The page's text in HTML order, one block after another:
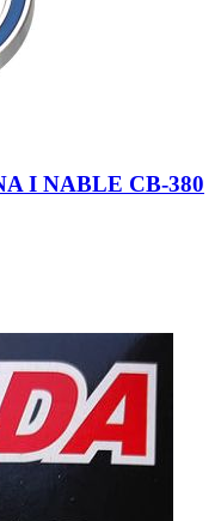
I NABLE CB-380